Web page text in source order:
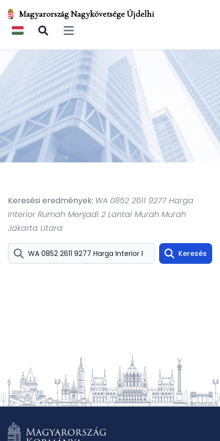
Magyarország Nagykövetsége Újdelhi
Open main menu
Search
Keresés
Keresési eredmények: WA 0852 2611 9277 Harga
Interior Rumah Menjadi 2 Lantai Murah Murah
Jakarta Utara